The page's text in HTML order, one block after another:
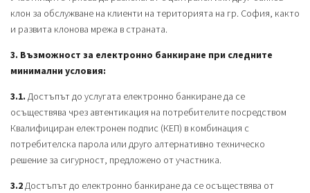
клон за обслужване на клиенти на територията на гр. София, както
и развита клонова мрежа в страната.
3. Възможност за електронно банкиране при следните
минимални условия:
3.1. Достъпът до услугата електронно банкиране да се
осъществява чрез автентикация на потребителите посредством
Квалифициран електронен подпис (КЕП) в комбинация с
потребителска парола или друго алтернативно техническо
решение за сигурност, предложено от участника.
3.2Достъпът до електронно банкиране да се осъществява от